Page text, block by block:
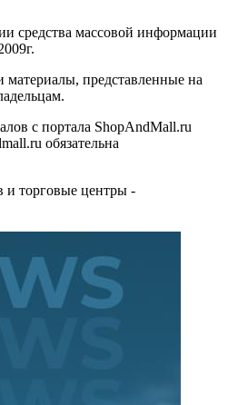
средства массовой информации
материалы, представленные на
с портала ShopAndMall.ru
обязательна
и торговые центры -